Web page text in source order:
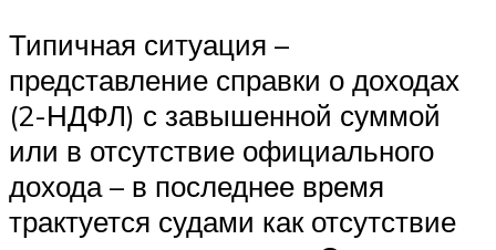
Типичная ситуация –
представление справки о доходах
(2-НДФЛ) с завышенной суммой
или в отсутствие официального
дохода – в последнее время
трактуется судами как отсутствие